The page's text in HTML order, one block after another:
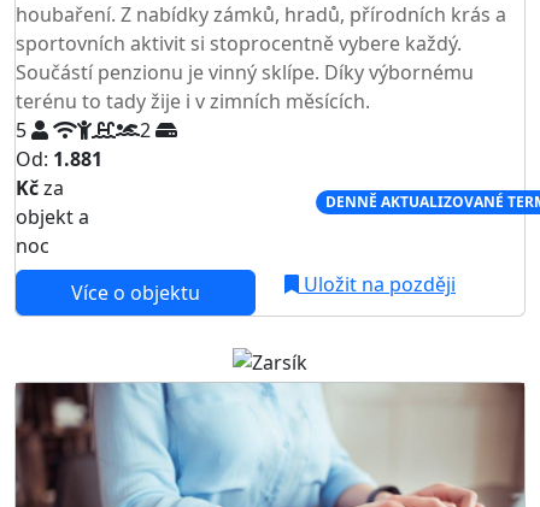
houbaření. Z nabídky zámků, hradů, přírodních krás a
sportovních aktivit si stoprocentně vybere každý.
Součástí penzionu je vinný sklípe. Díky výbornému
terénu to tady žije i v zimních měsících.
5
2
Od: 1.881
Kčza
objekt a
noc
DENNĚ AKTUALIZOVANÉ
Více o objektu Uložit na později